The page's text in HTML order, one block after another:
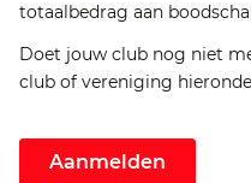
totaalbedrag aan
Doet jouw club nog niet
club of vereniging
Aanmelden